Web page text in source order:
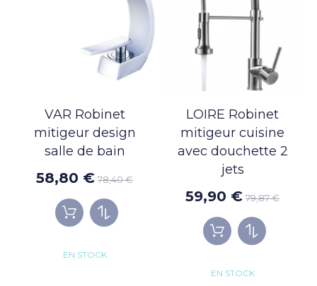
VAR Robinet
mitigeur design
salle de bain
58,80 € 78,40 €
EN STOCK
LOIRE Robinet
mitigeur cuisine
avec douchette 2
jets
59,90 € 79,87 €
EN STOCK